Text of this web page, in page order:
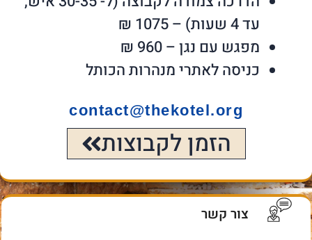
עד 4 שעות) – 1075 ₪
מפגש עם נגן – 960 ₪
כניסה לאתרי מנהרות הכותל
contact@thekotel.org
הזמן לקבוצות
צור קשר